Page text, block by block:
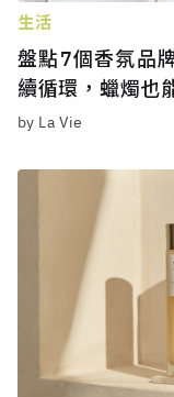
生活
盤點7個香氛品
續循環，蠟燭也
by La Vie